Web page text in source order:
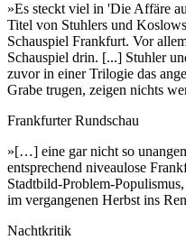
»Es steckt viel in 'Die Affäre
Titel von Stuhlers und
Schauspiel Frankfurt. Vor
Schauspiel drin. [...] Stuhler
zuvor in einer Trilogie das
Grabe trugen, zeigen nichts
Frankfurter Rundschau
»[…] eine gar nicht so
entsprechend niveaulose
Stadtbild-Problem-
im vergangenen Herbst ins
Nachtkritik